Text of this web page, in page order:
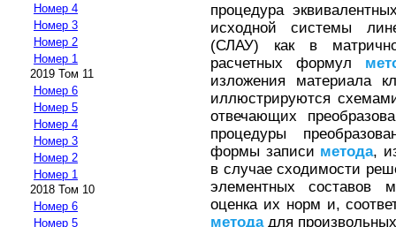
Номер 4
Номер 3
Номер 2
Номер 1
2019 Том 11
Номер 6
Номер 5
Номер 4
Номер 3
Номер 2
Номер 1
2018 Том 10
Номер 6
Номер 5
процедура
исходной системы
(СЛАУ) как в
расчетных формул
изложения материала
иллюстрируются
отвечающих
процедуры
формы записи метода,
в случае сходимости
элементных составов
оценка их норм и,
методадля